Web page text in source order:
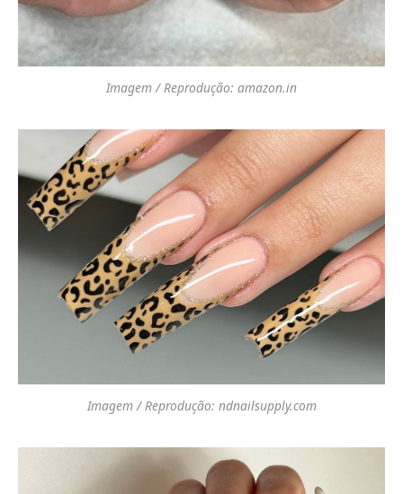
Imagem / Reprodução: amazon.in
Imagem / Reprodução: ndnailsupply.com